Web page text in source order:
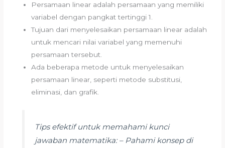
Persamaan linear adalah persamaan yang memiliki
variabel dengan pangkat tertinggi 1.
Tujuan dari menyelesaikan persamaan linear adalah
untuk mencari nilai variabel yang memenuhi
persamaan tersebut.
Ada beberapa metode untuk menyelesaikan
persamaan linear, seperti metode substitusi,
eliminasi, dan grafik.
Tips efektif untuk memahami kunci
jawaban matematika: – Pahami konsep di